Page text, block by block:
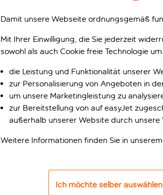
Damit unsere Webseite ordnungsgemäß
Mit Ihrer Einwilligung, die Sie jederzeit
sowohl als auch Cookie freie Technologie um:
die Leistung und Funktionalität unserer
zur Personalisierung von Angeboten in
um unsere Marketingleistung zu
zur Bereitstellung von auf easyJet
außerhalb unserer Website durch
Weitere Informationen finden Sie in unserem
Ich möchte selber auswählen